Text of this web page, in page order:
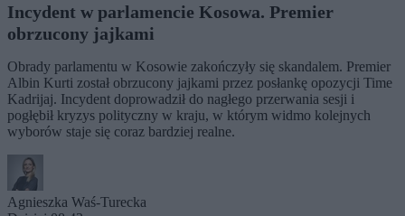
Incydent w parlamencie Kosowa. Premier
obrzucony jajkami
Obrady parlamentu w Kosowie zakończyły się skandalem. Premier
Albin Kurti został obrzucony jajkami przez posłankę opozycji Time
Kadrijaj. Incydent doprowadził do nagłego przerwania sesji i
pogłębił kryzys polityczny w kraju, w którym widmo kolejnych
wyborów staje się coraz bardziej realne.
Agnieszka Waś-Turecka